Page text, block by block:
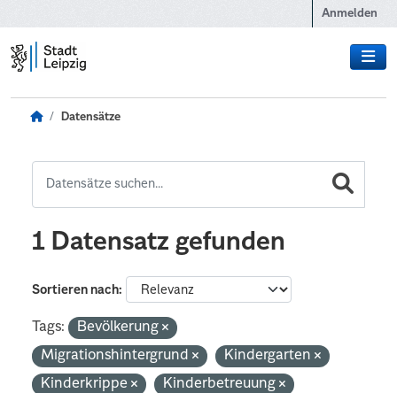
Anmelden
Datensätze
1 Datensatz gefunden
Sortieren nach
Tags:
Bevölkerung
Migrationshintergrund
Kindergarten
Kinderkrippe
Kinderbetreuung